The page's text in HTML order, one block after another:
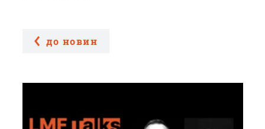
до новин